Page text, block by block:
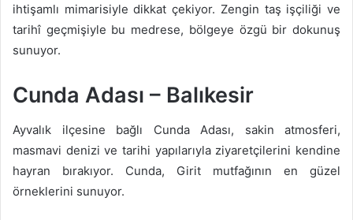
ihtişamlı mimarisiyle dikkat çekiyor. Zengin taş işçiliği ve
tarihî geçmişiyle bu medrese, bölgeye özgü bir dokunuş
sunuyor.
Cunda Adası – Balıkesir
Ayvalık ilçesine bağlı Cunda Adası, sakin atmosferi,
masmavi denizi ve tarihi yapılarıyla ziyaretçilerini kendine
hayran bırakıyor. Cunda, Girit mutfağının en güzel
örneklerini sunuyor.